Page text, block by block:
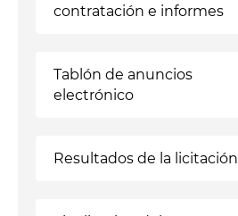
contratación e informes
Tablón de anuncios
electrónico
Resultados de la licitación